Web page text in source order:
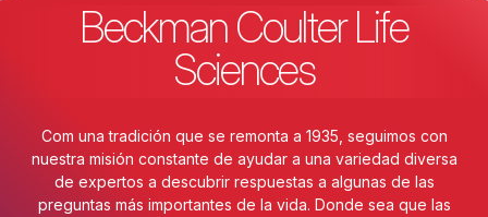
Beckman Coulter Life
Sciences
Com una tradición que se remonta a 1935, seguimos con
nuestra misión constante de ayudar a una variedad diversa
de expertos a descubrir respuestas a algunas de las
preguntas más importantes de la vida. Donde sea que las